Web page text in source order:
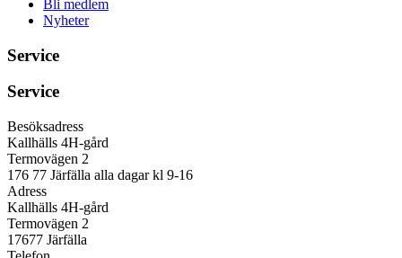
Bli medlem
Nyheter
Service
Service
Besöksadress
Kallhälls 4H-gård
Termovägen 2
176 77 Järfälla alla dagar kl 9-16
Adress
Kallhälls 4H-gård
Termovägen 2
17677 Järfälla